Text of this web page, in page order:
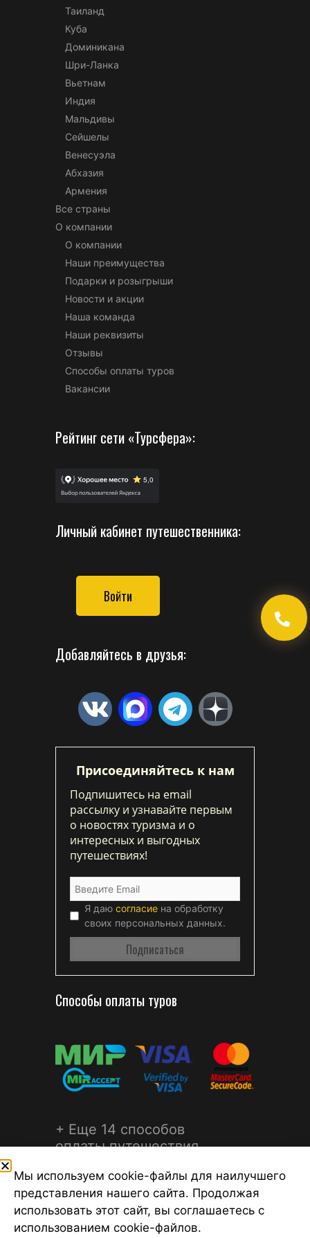
Таиланд
Куба
Доминикана
Шри-Ланка
Вьетнам
Индия
Мальдивы
Сейшелы
Венесуэла
Абхазия
Армения
Все страны
О компании
О компании
Наши преимущества
Подарки и розыгрыши
Новости и акции
Наша команда
Наши реквизиты
Отзывы
Способы оплаты туров
Вакансии
Рейтинг сети «Турсфера»:
Личный кабинет путешественника:
Войти
Добавляйтесь в друзья:
Присоединяйтесь к нам
Подпишитесь на email
рассылку и узнавайте первым
о новостях туризма и о
интересных и выгодных
путешествиях!
Я даю согласие на обработку
своих персональных данных.
Способы оплаты туров
+ Еще 14 способов
оплаты путешествия
©2026 Турагентство Турсфера - Поиск туров от надежных
Мы используем cookie-файлы для наилучшего
представления нашего сайта. Продолжая
использовать этот сайт, вы соглашаетесь с
использованием cookie-файлов.